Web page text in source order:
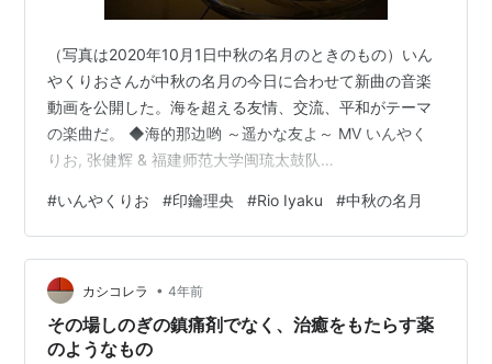
（写真は2020年10月1日中秋の名月のときのもの）いん
やくりおさんが中秋の名月の今日に合わせて新曲の音楽
動画を公開した。海を超える友情、交流、平和がテーマ
の楽曲だ。 ◆海的那边哟 ～遥かな友よ～ MV いんやく
りお, 张健辉 & 福建师范大学闽琉太鼓队
りおさんの呼びかけに中国・安徽省の张健辉さんが美し
い詩と旋律を提供してくれた。りおさんが編曲・音源制
作。歌唱は、りおさんと张健辉さん。そして、福建省の
大学生が囃子と演舞映像の提供で参加している。りおさ
んの口説（ラップ）も素敵だ。「山川異域 風月同天」と
いう口説（＊注）は、130…
#いんやくりお #印鑰理央 #Rio Iyaku #中秋の名月
カシコレラ • 4年前
その場しのぎの鎮痛剤でなく、治癒をもたらす薬
のようなもの